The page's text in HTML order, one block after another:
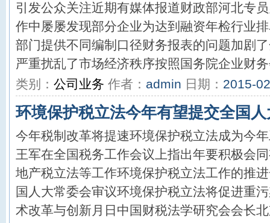
引发公众关注近期有媒体报道财政部河北专
作中屡屡发现部分企业为达到融资年检行业
部门提供不同编制口径财务报表的问题加剧
严重扰乱了市场经济秩序按照国务院企业财
类别： 公司业务 作者： admin 日期： 2015-
环境保护税立法今年有望提交全国
今年税制改革将提速环境保护税立法成为今
王军在全国税务工作会议上指出年要积极会
地产税立法等工作环境保护税立法工作的推
国人大常委会审议环境保护税立法将促进重
术改革与创新月日中国财税法学研究会会长